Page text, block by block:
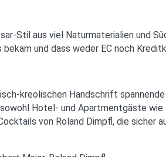
Stil aus viel Naturmaterialien und
und dass weder EC noch
kreolischen Handschrift
Hotel- und Apartmentgäste
von Roland Dimpfl, die sicher